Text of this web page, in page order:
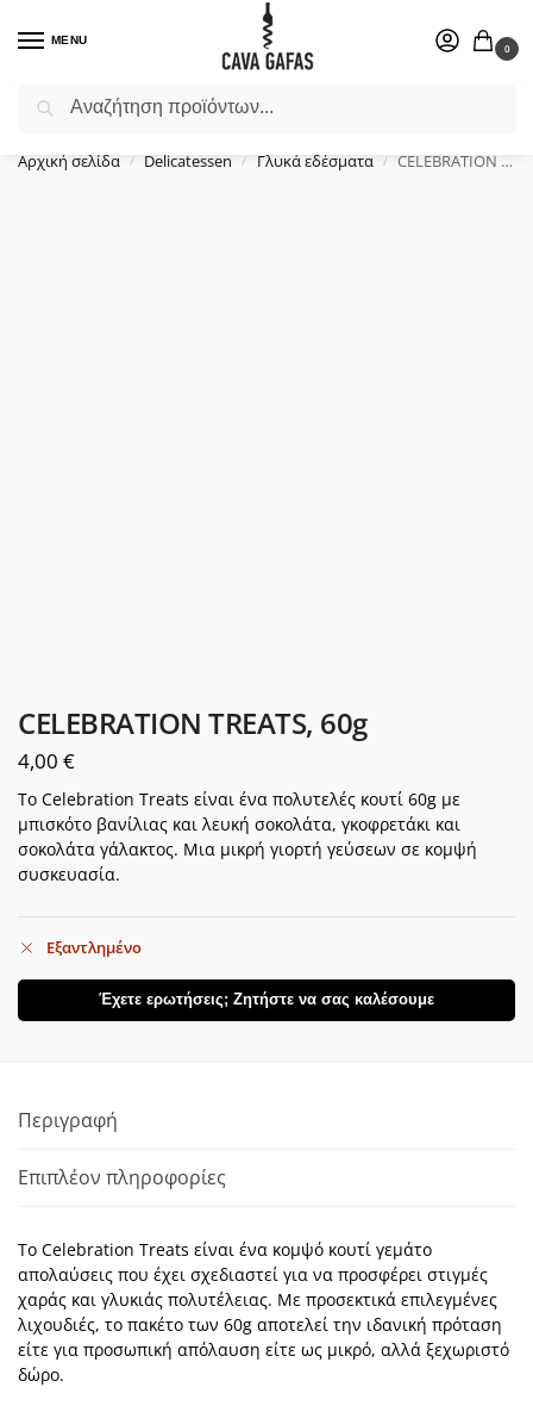
MENU
0
Επιλέξτε ένα δώρο για το αγαπημένο σας πρόσωπο.
Αρχική σελίδα / Delicatessen / Γλυκά εδέσματα / CELEBRATION TREATS, 60g
CELEBRATION TREATS, 60g
4,00 €
Το Celebration Treats είναι ένα πολυτελές κουτί 60g με
μπισκότο βανίλιας και λευκή σοκολάτα, γκοφρετάκι και
σοκολάτα γάλακτος. Μια μικρή γιορτή γεύσεων σε κομψή
συσκευασία.
Εξαντλημένο
Έχετε ερωτήσεις; Ζητήστε να σας καλέσουμε
Περιγραφή
Επιπλέον πληροφορίες
Το Celebration Treats είναι ένα κομψό κουτί γεμάτο
απολαύσεις που έχει σχεδιαστεί για να προσφέρει στιγμές
χαράς και γλυκιάς πολυτέλειας. Με προσεκτικά επιλεγμένες
λιχουδιές, το πακέτο των 60g αποτελεί την ιδανική πρόταση
είτε για προσωπική απόλαυση είτε ως μικρό, αλλά ξεχωριστό
δώρο.